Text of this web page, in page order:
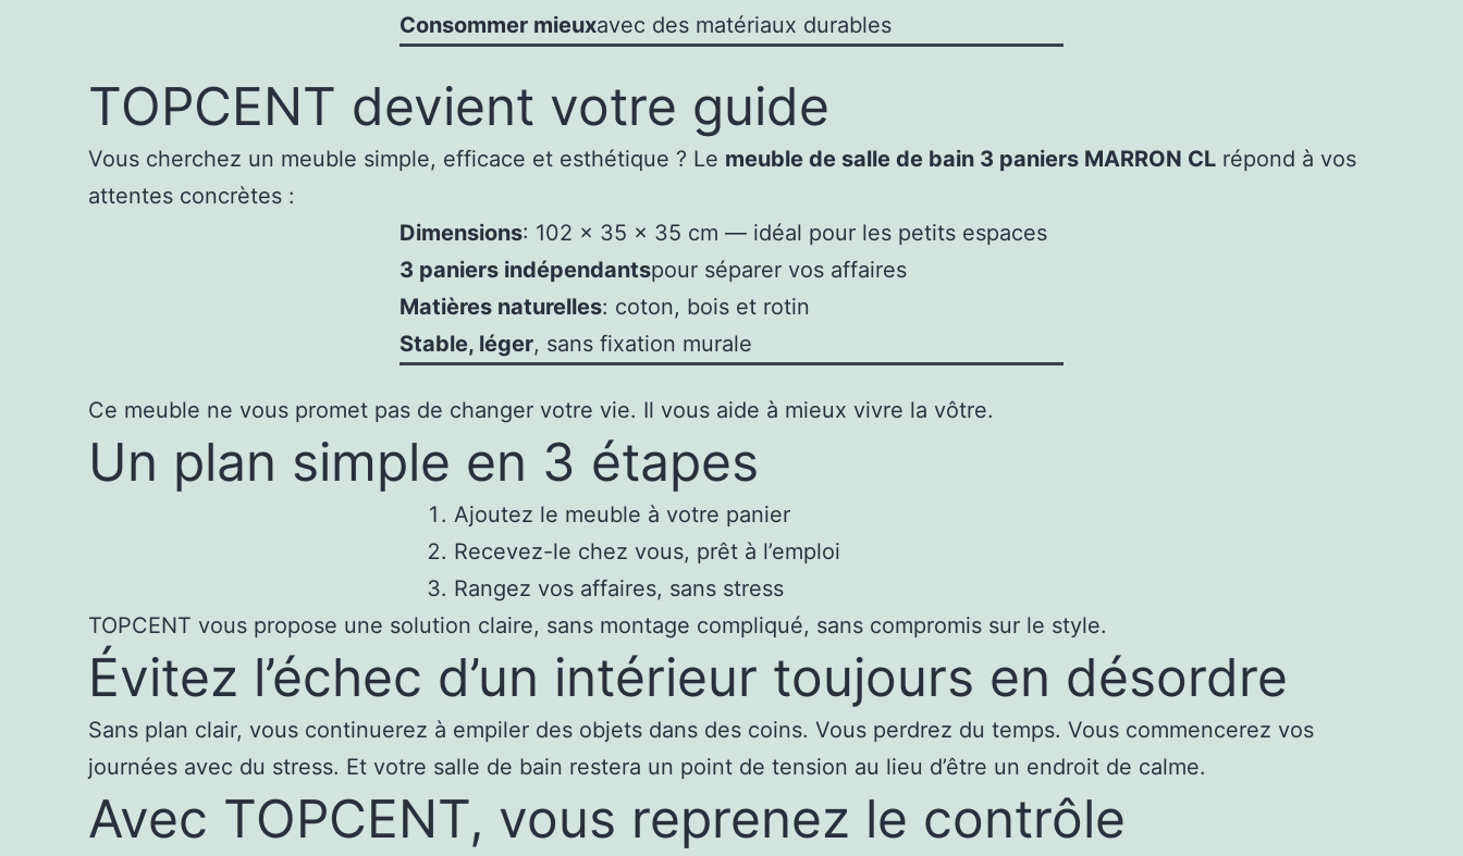
Consommer mieuxavec des matériaux durables
TOPCENT devient votre guide
Vous cherchez un meuble simple, efficace et esthétique ? Le meuble de salle de bain 3 paniers MARRON CLrépond à vos
attentes concrètes :
Dimensions: 102 x 35 x 35 cm — idéal pour les petits espaces
3 paniers indépendantspour séparer vos affaires
Matières naturelles: coton, bois et rotin
Stable, léger, sans fixation murale
Ce meuble ne vous promet pas de changer votre vie. Il vous aide à mieux vivre la vôtre.
Un plan simple en 3 étapes
Ajoutez le meuble à votre panier
Recevez-le chez vous, prêt à l’emploi
Rangez vos affaires, sans stress
TOPCENT vous propose une solution claire, sans montage compliqué, sans compromis sur le style.
Évitez l’échec d’un intérieur toujours en désordre
Sans plan clair, vous continuerez à empiler des objets dans des coins. Vous perdrez du temps. Vous commencerez vos
journées avec du stress. Et votre salle de bain restera un point de tension au lieu d’être un endroit de calme.
Avec TOPCENT, vous reprenez le contrôle